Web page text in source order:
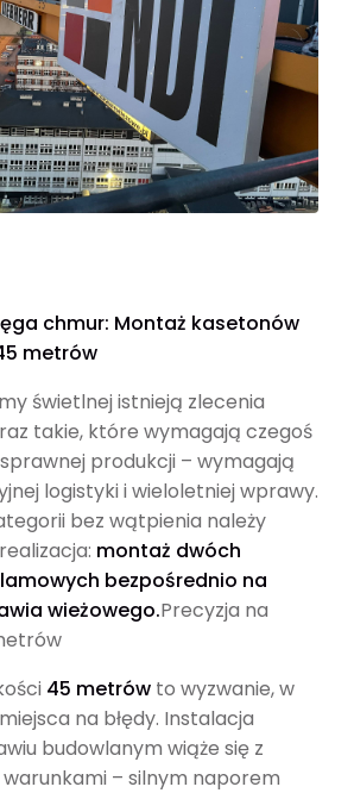
chmur: Montaż kasetonów
metrów
świetlnej istnieją zlecenia
takie, które wymagają czegoś
produkcji – wymagają
logistyki i wieloletniej wprawy.
bez wątpienia należy
montaż dwóch
bezpośrednio na
wieżowego.Precyzja na
45 metrów to wyzwanie, w
na błędy. Instalacja
budowlanym wiąże się z
– silnym naporem